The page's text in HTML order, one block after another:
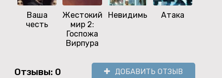
Ваша
честь
Жестокий
мир 2:
Госпожа
Вирпура
Невидимый Атака
Отзывы: 0 ДОБАВИТЬ ОТЗЫВ